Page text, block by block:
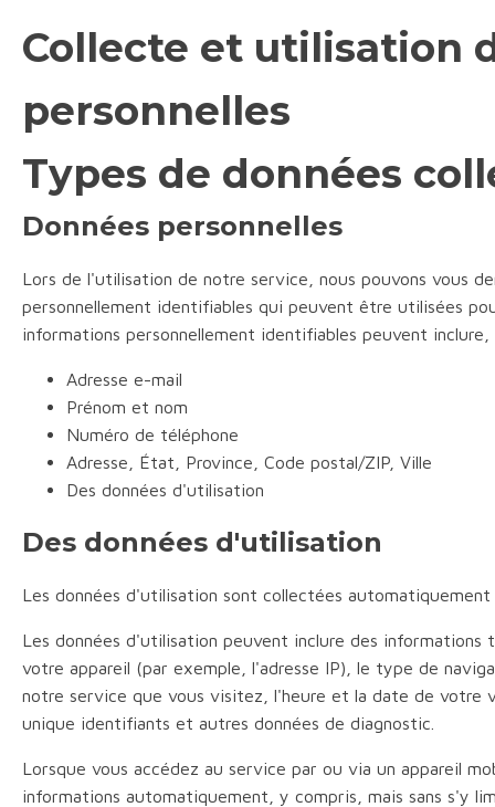
Collecte et utilisation
personnelles
Types de données
Données personnelles
Lors de l'utilisation de notre service, nous pouvons vous
personnellement identifiables qui peuvent être utilisées
informations personnellement identifiables peuvent
Adresse e-mail
Prénom et nom
Numéro de téléphone
Adresse, État, Province, Code postal/ZIP, Ville
Des données d'utilisation
Des données d'utilisation
Les données d'utilisation sont collectées
Les données d'utilisation peuvent inclure des
votre appareil (par exemple, l'adresse IP), le type de
notre service que vous visitez, l'heure et la date de votre
unique identifiants et autres données de diagnostic.
Lorsque vous accédez au service par ou via un appareil
informations automatiquement, y compris, mais sans s'y